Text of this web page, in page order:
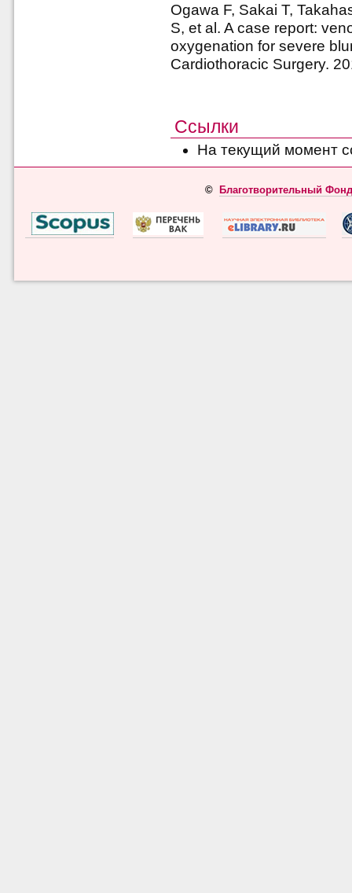
Ogawa F, Sakai T,
S, et al. A case report:
oxygenation for severe
Cardiothoracic Surgery.
Ссылки
На текущий момент
© Благотворительный